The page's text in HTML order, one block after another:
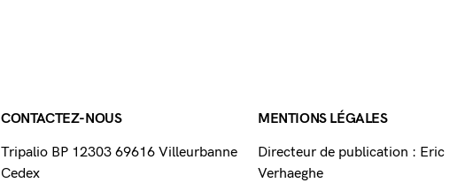
CONTACTEZ-NOUS
Tripalio BP 12303 69616 Villeurbanne
Cedex
MENTIONS LÉGALES
Directeur de publication : Eric
Verhaeghe